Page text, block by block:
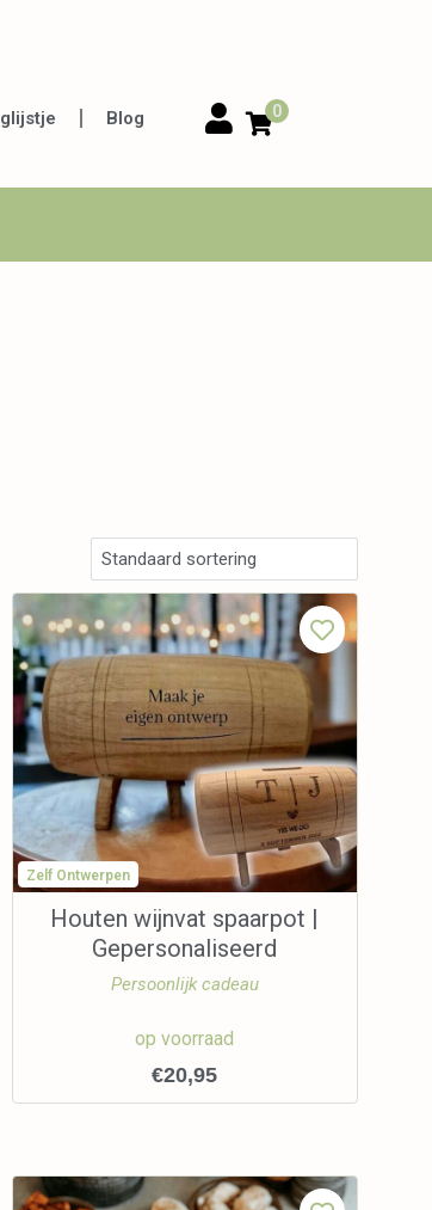
Blog 0
Zelf Ontwerpen
Houten wijnvat spaarpot |
Gepersonaliseerd
Persoonlijk cadeau
op voorraad
€20,95